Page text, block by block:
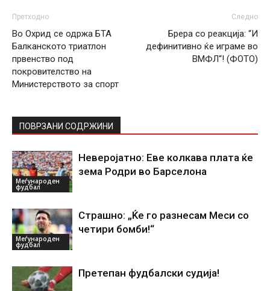
Претходно
Во Охрид се одржа БТА
Балканското триатлон
првенство под
покровителство на
Министерството за спорт
Следно
Брера со реакција: “И
дефинитивно ќе играме во
ВМФЛ“! (ФОТО)
ПОВРЗАНИ СОДРЖИНИ
Меѓународен
фудбал
Неверојатно: Еве колкава плата ќе
зема Родри во Барселона
Меѓународен
фудбал
Страшно: „Ќе го разнесам Меси со
четири бомби!“
Претепан фудбалски судија!